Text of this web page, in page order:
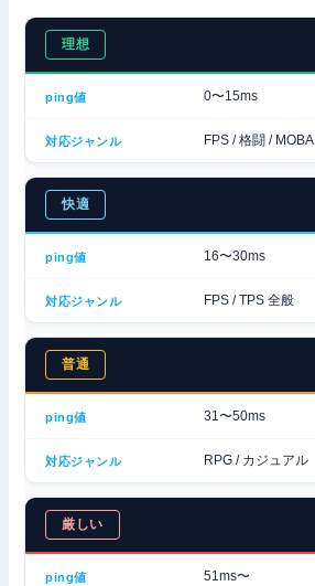
理想
0〜15ms
FPS / 格闘 / MOBA
快適
16〜30ms
FPS / TPS 全般
普通
31〜50ms
RPG / カジュアル
厳しい
51ms〜